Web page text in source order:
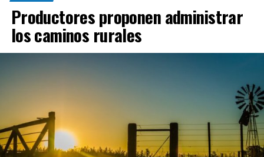
Productores proponen administrar
los caminos rurales